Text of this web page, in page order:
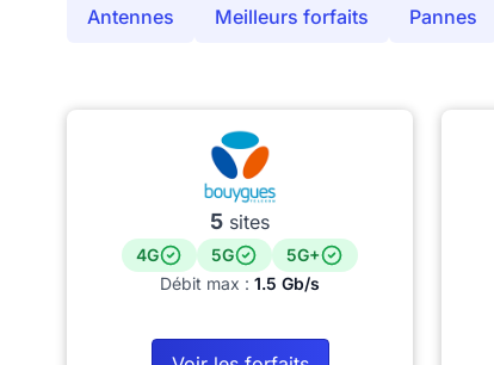
Antennes Meilleurs forfaits Pannes
5 sites
4G 5G
5G+
Débit max : 1.5 Gb/s